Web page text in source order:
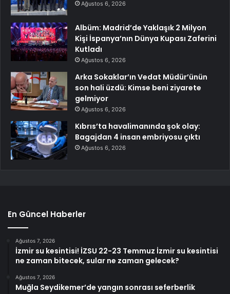
Ağustos 6, 2026
Albüm: Madrid’de Yaklaşık 2 Milyon
Kişi İspanya’nın Dünya Kupası Zaferini
Kutladı
Ağustos 6, 2026
Arka Sokaklar’ın Vedat Müdür’ünün
son hali üzdü: Kimse beni ziyarete
gelmiyor
Ağustos 6, 2026
Kıbrıs’ta havalimanında şok olay:
Bagajdan 4 insan embriyosu çıktı
Ağustos 6, 2026
En Güncel Haberler
Ağustos 7, 2026
İzmir su kesintisi! İZSU 22-23 Temmuz İzmir su kesintisi
ne zaman bitecek, sular ne zaman gelecek?
Ağustos 7, 2026
Muğla Seydikemer’de yangın sonrası seferberlik